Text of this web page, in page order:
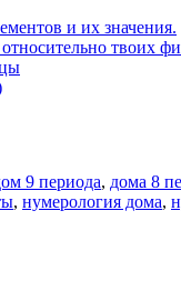
и их значения.
твоих
9 периода, дома 8
, нумерология дома,